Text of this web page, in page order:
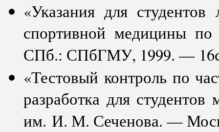
«Указания для студентов
спортивной медицины
СПб.: СПбГМУ, 1999. —
«Тестовый контроль по
разработка для
им. И. М. Сеченова. —